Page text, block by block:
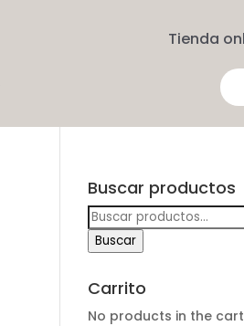
Tienda
Buscar productos
Buscar
por:
Buscar
Carrito
No products in the